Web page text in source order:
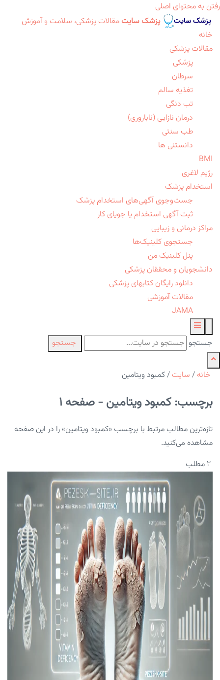
رفتن به محتوای اصلی
پزشک سایت مقالات پزشکی، سلامت و آموزش
خانه
مقالات پزشکی
پزشکی
سرطان
تغذیه سالم
تب دنگی
درمان نازایی (ناباروری)
طب سنتی
دانستنی ها
BMI
رژیم لاغری
استخدام پزشک
جست‌وجوی آگهی‌های استخدام پزشک
ثبت آگهی استخدام یا جویای کار
مراکز درمانی و زیبایی
جستجوی کلینیک‌ها
پنل کلینیک من
دانشجویان و محققان پزشکی
دانلود رایگان کتابهای پزشکی
مقالات آموزشی
JAMA
جستجو جستجو
خانه / سایت /کمبود ویتامین
برچسب: کمبود ویتامین - صفحه 1
تازه‌ترین مطالب مرتبط با برچسب «کمبود ویتامین» را در این صفحه
مشاهده می‌کنید.
۲ مطلب